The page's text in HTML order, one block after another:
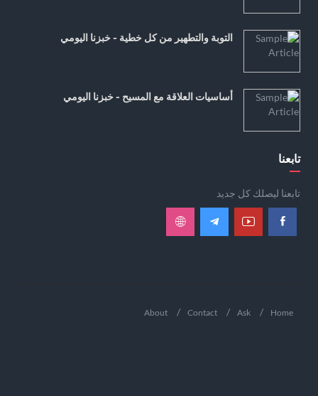
التوبة والتطهير من كل خطية - خبزنا اليومي
أساسيات العلاقة مع المسيح - خبزنا اليومي
تابعنا
تابعنا ليصلك كل جديد
Home
Ask
Contact
About